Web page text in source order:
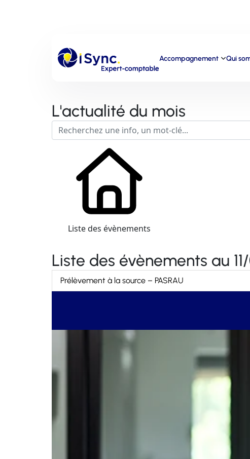
Accompagnement Qui
L'actualité du mois
Liste des évènements
Liste des évènements au
Prélèvement à la source – PASRAU